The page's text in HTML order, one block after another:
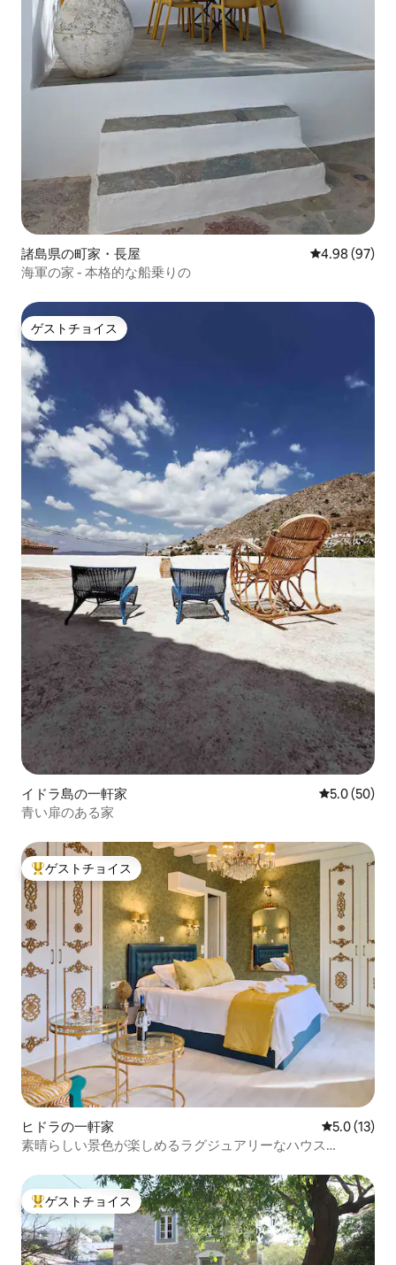
諸島県の町家・長屋 レビュー97
4.98 (97)
海軍の家 - 本格的な船乗りの
ゲストチョイス
ゲストチョイス
イドラ島の一軒家 レビュー50
5.0 (50)
青い扉のある家
大好評のゲストチョイスです。
ゲストチョイス
ヒドラの一軒家 レビュー13
5.0 (13)
素晴らしい景色が楽しめるラグジュアリーなハウス
大好評のゲストチョイスです。
ゲストチョイス